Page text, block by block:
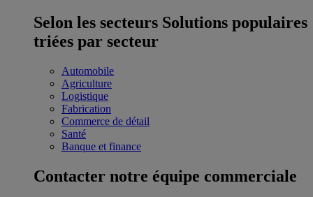
Selon les secteurs Solutions populaires
triées par secteur
Automobile
Agriculture
Logistique
Fabrication
Commerce de détail
Santé
Banque et finance
Contacter notre équipe commerciale